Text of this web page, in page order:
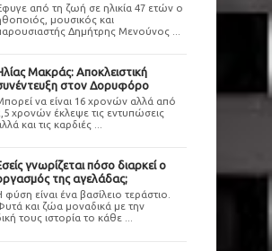
από τη ζωή σε ηλικία 47 ετών ο
μουσικός και
Δημήτρης Μενούνος ...
Μακράς: Αποκλειστική
στον Δορυφόρο
να είναι 16 χρονών αλλά από
χρονών έκλεψε τις εντυπώσεις
και τις καρδιές ...
γνωρίζεται πόσο διαρκεί ο
της αγελάδας;
φύση είναι ένα βασίλειο τεράστιο.
και ζώα μοναδικά με την
τους ιστορία το κάθε ...